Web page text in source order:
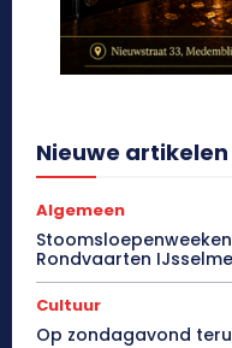
Nieuwe artikelen
Algemeen
Rondvaarten
Cultuur
Op zondagavond